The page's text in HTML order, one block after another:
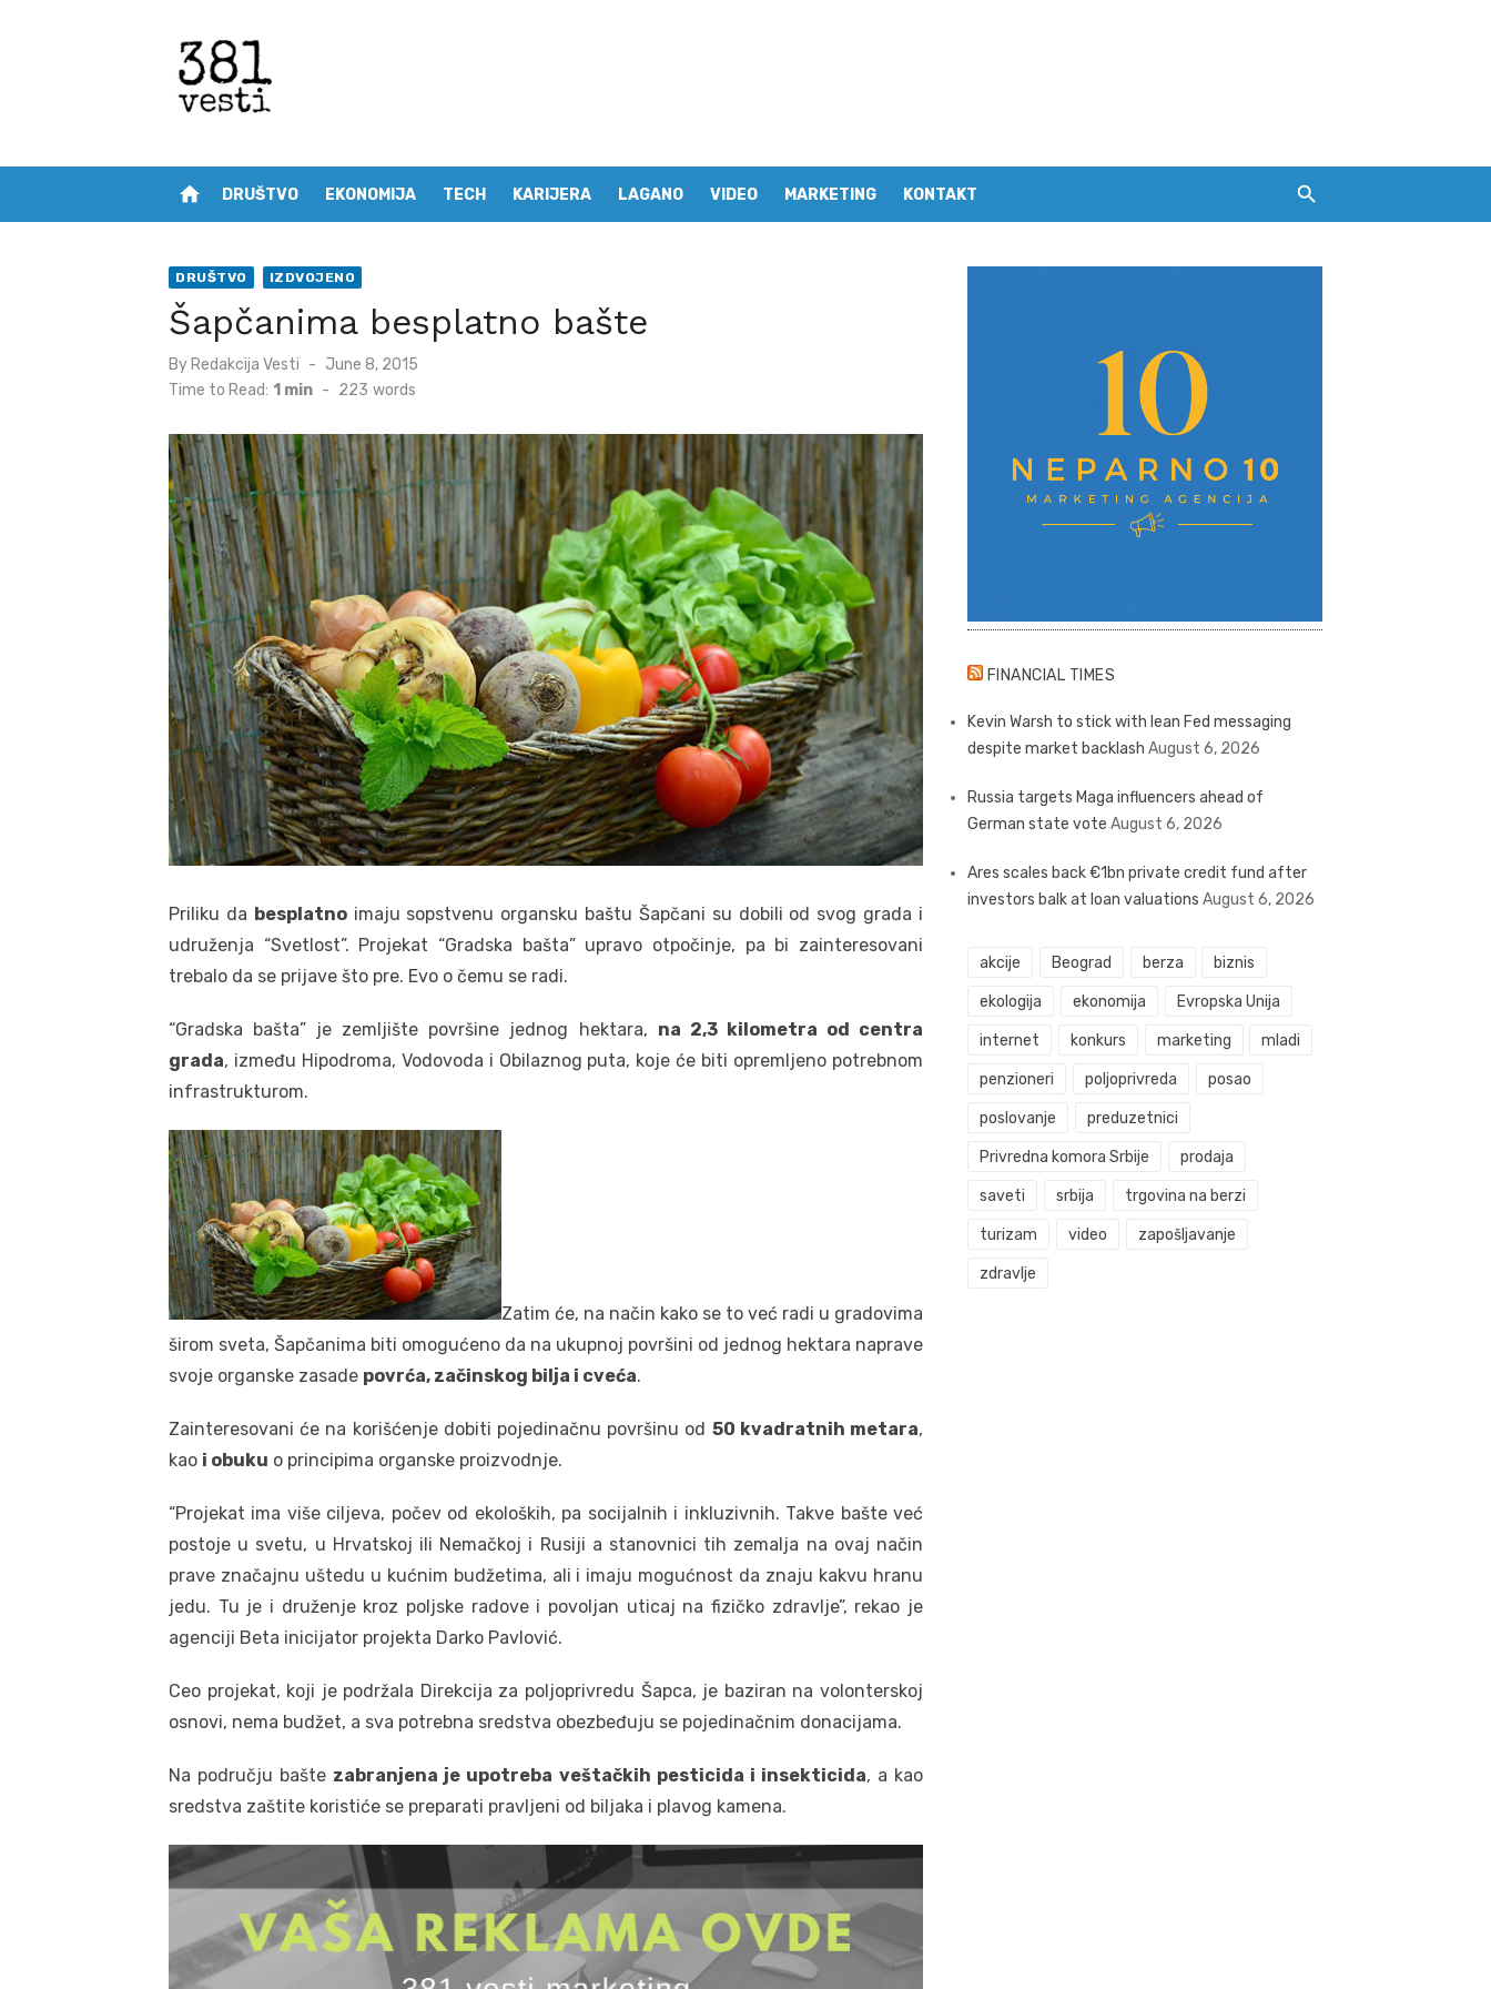
home DRUŠTVO EKONOMIJA TECH KARIJERA LAGANO VIDEO MARKETING KONTAKT
DRUŠTVO IZDVOJENO
Šapčanima besplatno bašte
By Redakcija Vesti
Posted
on
June 8, 2015
Time to Read: 1 min - 223 words
Priliku da besplatnoimaju sopstvenu organsku baštu Šapčani su dobili od svog grada i
udruženja “Svetlost”. Projekat “Gradska bašta” upravo otpočinje, pa bi zainteresovani
trebalo da se prijave što pre. Evo o čemu se radi.
“Gradska bašta” je zemljište površine jednog hektara, na 2,3 kilometra od centra
grada, između Hipodroma, Vodovoda i Obilaznog puta, koje će biti opremljeno potrebnom
infrastrukturom.
Zatim će, na način kako se to već radi u gradovima
širom sveta, Šapčanima biti omogućeno da na ukupnoj površini od jednog hektara naprave
svoje organske zasade povrća, začinskog bilja i cveća.
Zainteresovani će na korišćenje dobiti pojedinačnu površinu od 50 kvadratnih metara,
kao i obuku o principima organske proizvodnje.
“Projekat ima više ciljeva, počev od ekoloških, pa socijalnih i inkluzivnih. Takve bašte već
postoje u svetu, u Hrvatskoj ili Nemačkoj i Rusiji a stanovnici tih zemalja na ovaj način
prave značajnu uštedu u kućnim budžetima, ali i imaju mogućnost da znaju kakvu hranu
jedu. Tu je i druženje kroz poljske radove i povoljan uticaj na fizičko zdravlje”, rekao je
agenciji Beta inicijator projekta Darko Pavlović.
Ceo projekat, koji je podržala Direkcija za poljoprivredu Šapca, je baziran na volonterskoj
osnovi, nema budžet, a sva potrebna sredstva obezbeđuju se pojedinačnim donacijama.
Na području bašte zabranjena je upotreba veštačkih pesticida i insekticida, a kao
sredstva zaštite koristiće se preparati pravljeni od biljaka i plavog kamena.
FINANCIAL TIMES
Kevin Warsh to stick with lean Fed messaging
despite market backlash August 6, 2026
Russia targets Maga influencers ahead of
German state vote August 6, 2026
Ares scales back €1bn private credit fund after
investors balk at loan valuations August 6, 2026
akcije Beograd berza biznis
ekologija ekonomija Evropska Unija
internet konkurs marketing mladi
penzioneri poljoprivreda posao
poslovanje preduzetnici
Privredna komora Srbije prodaja
saveti srbija trgovina na berzi
turizam video zapošljavanje
zdravlje